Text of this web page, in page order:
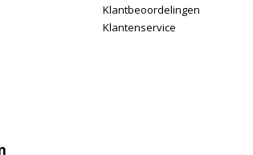
Klantbeoordelingen
Klantenservice